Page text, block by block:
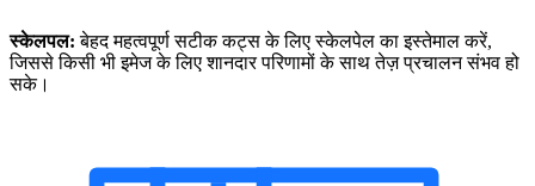
स्केलपल:बेहद महत्वपूर्ण सटीक कट्स के लिए स्केलपेल का इस्तेमाल करें,
जिससे किसी भी इमेज के लिए शानदार परिणामों के साथ तेज़ प्रचालन संभव हो
सके।